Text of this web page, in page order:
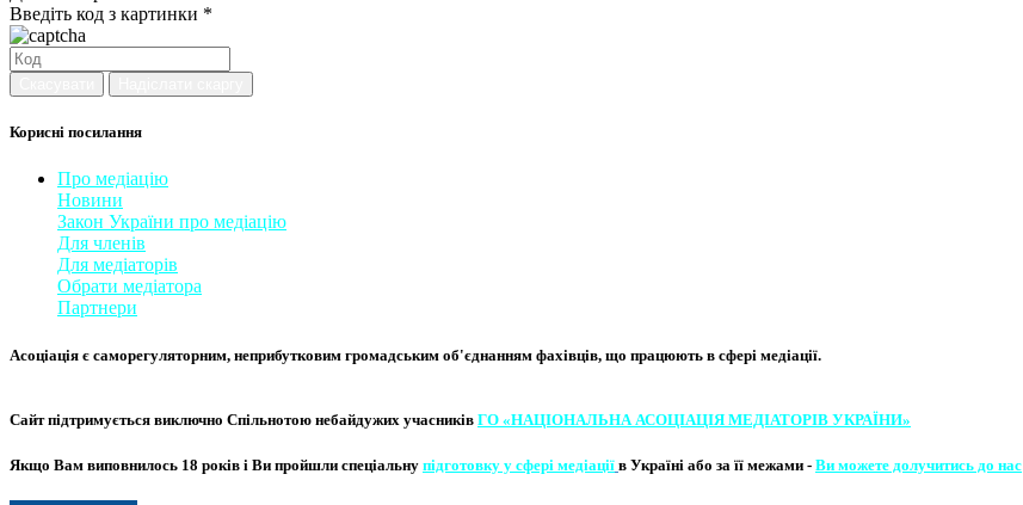
Введіть код з картинки *
Корисні посилання
Про медіацію
Новини
Закон України про медіаці​ю
Для членів
Для медіаторів
Обрати медіатора
Партнери
Асоціація є саморегуляторним, неприбутковим громадським об'єднанням фахівців, що працюють в сфері медіації. ​
Сайт підтримується виключно Спільнотою небайдужих учасників ГО «НАЦІОНАЛЬНА АСОЦІ​АЦІЯ МЕ​​ДІАТОРІВ УКРА​ЇНИ»
Якщо Вам виповнилось 18 років і Ви пройшли спеціальну підготовку у сфері медіації в Україні або за її межами - Ви можете долучитись до нас